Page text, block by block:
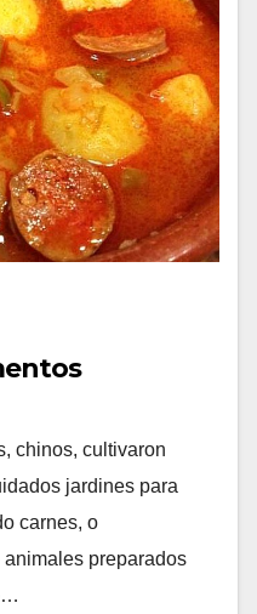
chinos, cultivaron
jardines para
carnes, o
preparados